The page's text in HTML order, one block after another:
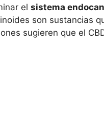
el sistema
son sustancias
sugieren que el